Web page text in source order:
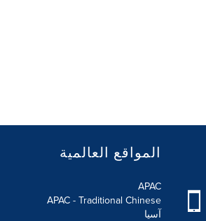
المواقع العالمية
APAC
APAC - Traditional Chinese
آسيا